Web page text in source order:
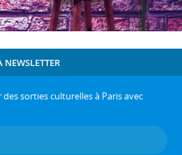
NEWSLETTER
sorties culturelles à Paris avec